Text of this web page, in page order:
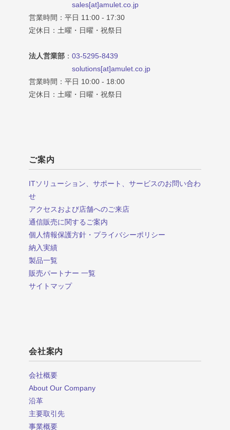
sales[at]amulet.co.jp
営業時間：平日 11:00 - 17:30
定休日：土曜・日曜・祝祭日
法人営業部 ： 03-5295-8439
solutions[at]amulet.co.jp
営業時間：平日 10:00 - 18:00
定休日：土曜・日曜・祝祭日
ご案内
ITソリューション、サポート、サービスのお問い合わ
せ
アクセスおよび店舗へのご来店
通信販売に関するご案内
個人情報保護方針・プライバシーポリシー
納入実績
製品一覧
販売パートナー 一覧
サイトマップ
会社案内
会社概要
About Our Company
沿革
主要取引先
事業概要